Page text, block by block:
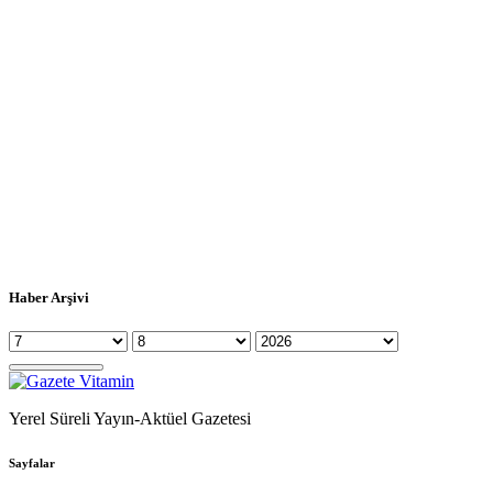
Haber Arşivi
Yerel Süreli Yayın-Aktüel Gazetesi
Sayfalar